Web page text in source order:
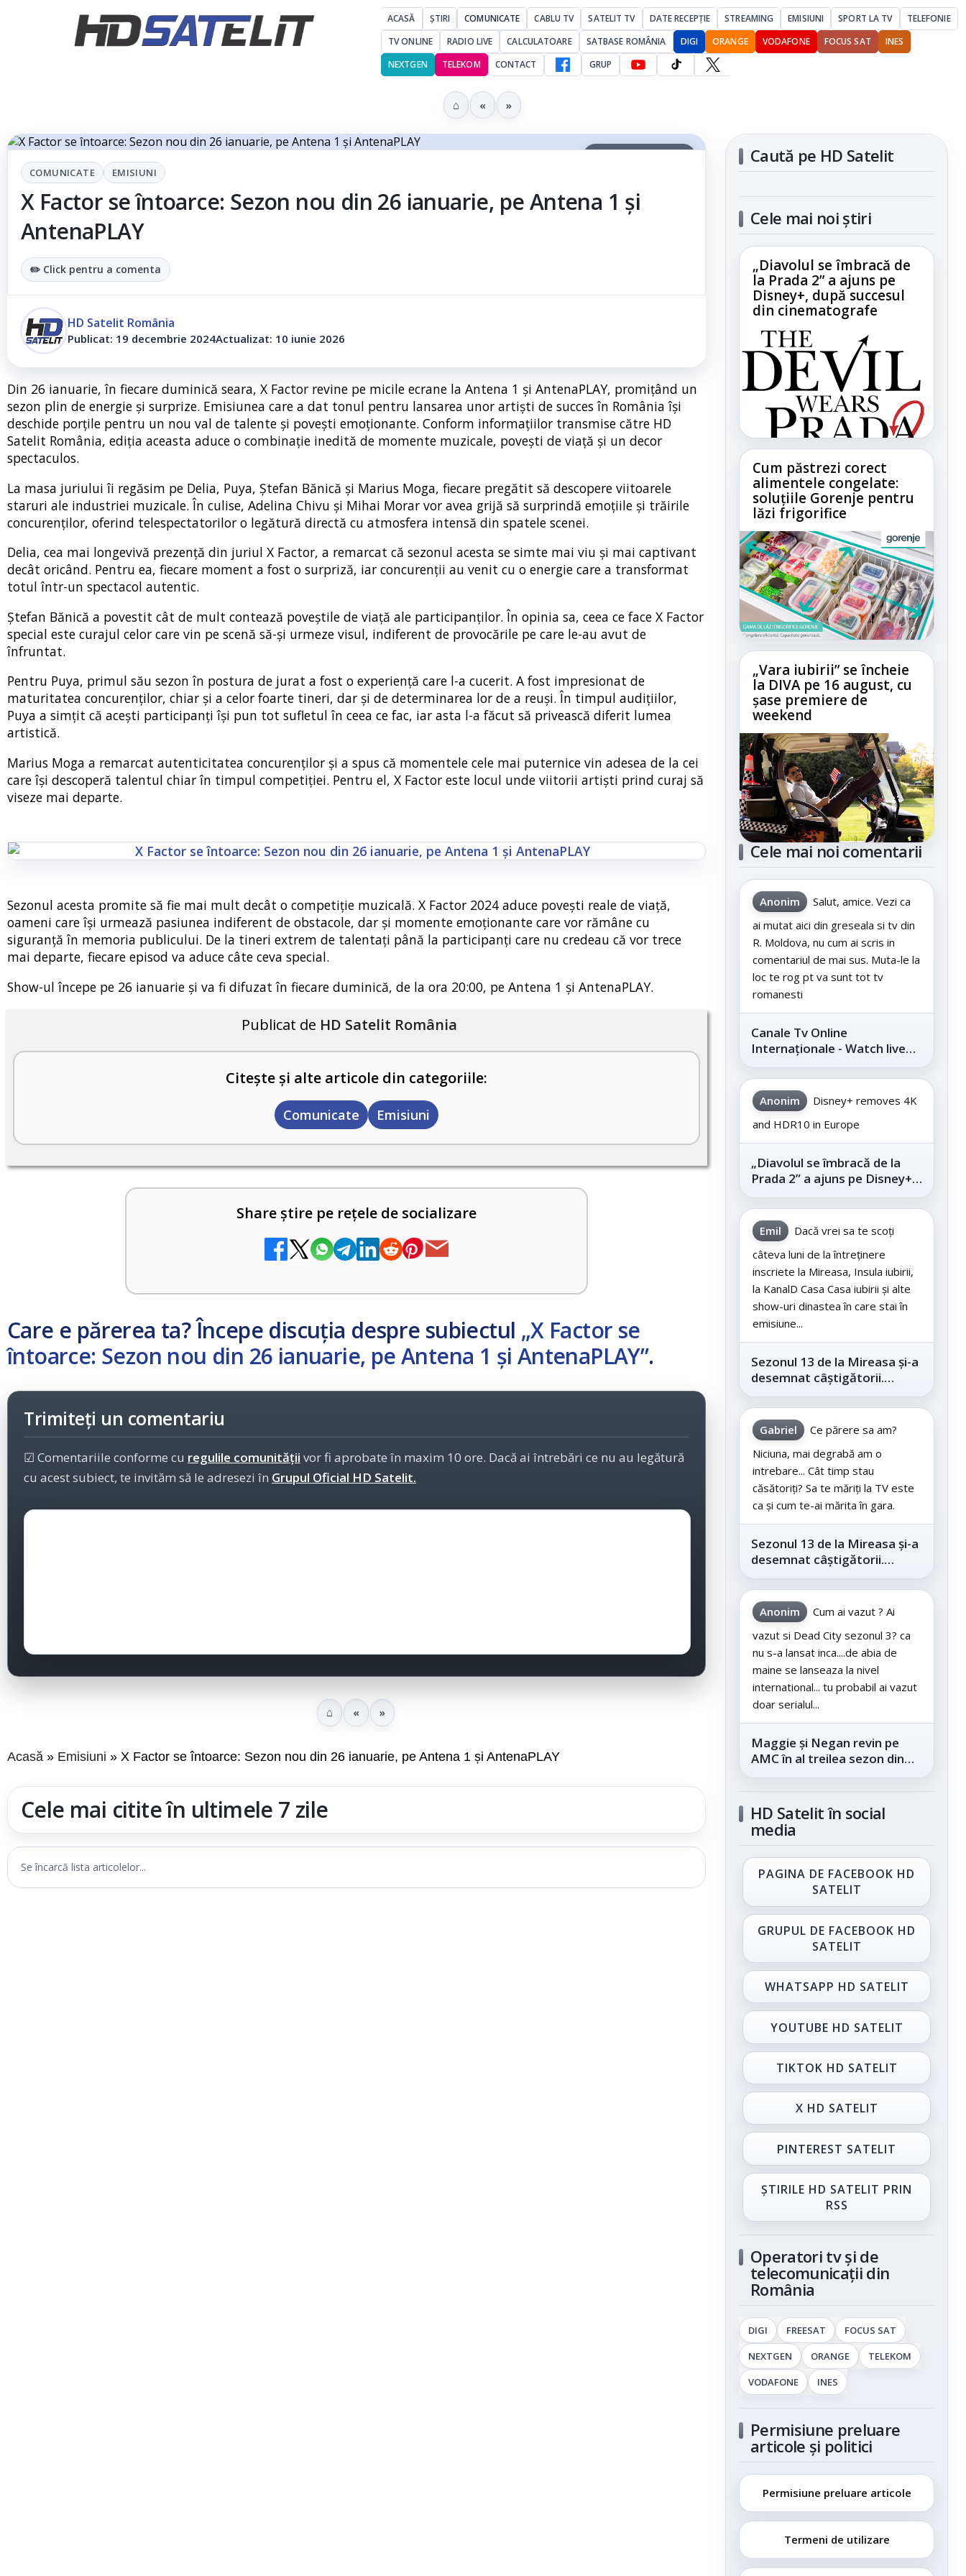
ACASĂ ȘTIRI COMUNICATE CABLU TV SATELIT TV DATE RECEPȚIE STREAMING EMISIUNI SPORT LA TV
TELEFONIE
TV ONLINE
RADIO LIVE CALCULATOARE SATBASE ROMÂNIA DIGI ORANGE VODAFONE FOCUS SAT
INES
NEXTGEN
TELEKOM CONTACT GRUP
⌂ « »
COMUNICATE EMISIUNI
X Factor se întoarce: Sezon nou din 26 ianuarie, pe Antena 1 și
AntenaPLAY
✏️ Click pentru a comenta
HD Satelit România
Publicat: 19 decembrie 2024Actualizat: 10 iunie 2026
Din 26 ianuarie, în fiecare duminică seara, X Factor revine pe micile ecrane la Antena 1 și AntenaPLAY, promițând un
sezon plin de energie și surprize. Emisiunea care a dat tonul pentru lansarea unor artiști de succes în România își
deschide porțile pentru un nou val de talente și povești emoționante. Conform informațiilor transmise către HD
Satelit România, ediția aceasta aduce o combinație inedită de momente muzicale, povești de viață și un decor
spectaculos.
La masa juriului îi regăsim pe Delia, Puya, Ștefan Bănică și Marius Moga, fiecare pregătit să descopere viitoarele
staruri ale industriei muzicale. În culise, Adelina Chivu și Mihai Morar vor avea grijă să surprindă emoțiile și trăirile
concurenților, oferind telespectatorilor o legătură directă cu atmosfera intensă din spatele scenei.
Delia, cea mai longevivă prezență din juriul X Factor, a remarcat că sezonul acesta se simte mai viu și mai captivant
decât oricând. Pentru ea, fiecare moment a fost o surpriză, iar concurenții au venit cu o energie care a transformat
totul într-un spectacol autentic.
Ștefan Bănică a povestit cât de mult contează poveștile de viață ale participanților. În opinia sa, ceea ce face X Factor
special este curajul celor care vin pe scenă să-și urmeze visul, indiferent de provocările pe care le-au avut de
înfruntat.
Pentru Puya, primul său sezon în postura de jurat a fost o experiență care l-a cucerit. A fost impresionat de
maturitatea concurenților, chiar și a celor foarte tineri, dar și de determinarea lor de a reuși. În timpul audițiilor,
Puya a simțit că acești participanți își pun tot sufletul în ceea ce fac, iar asta l-a făcut să privească diferit lumea
artistică.
Marius Moga a remarcat autenticitatea concurenților și a spus că momentele cele mai puternice vin adesea de la cei
care își descoperă talentul chiar în timpul competiției. Pentru el, X Factor este locul unde viitorii artiști prind curaj să
viseze mai departe.
Sezonul acesta promite să fie mai mult decât o competiție muzicală. X Factor 2024 aduce povești reale de viață,
oameni care își urmează pasiunea indiferent de obstacole, dar și momente emoționante care vor rămâne cu
siguranță în memoria publicului. De la tineri extrem de talentați până la participanți care nu credeau că vor trece
mai departe, fiecare episod va aduce câte ceva special.
Show-ul începe pe 26 ianuarie și va fi difuzat în fiecare duminică, de la ora 20:00, pe Antena 1 și AntenaPLAY.
Publicat de HD Satelit România
Citește și alte articole din categoriile:
Comunicate Emisiuni
Share știre pe rețele de socializare
Care e părerea ta? Începe discuția despre subiectul „X Factor se
întoarce: Sezon nou din 26 ianuarie, pe Antena 1 și AntenaPLAY”.
Trimiteți un comentariu
☑ Comentariile conforme cu regulile comunității vor fi aprobate în maxim 10 ore. Dacă ai întrebări ce nu au legătură
cu acest subiect, te invităm să le adresezi în Grupul Oficial HD Satelit.
⌂ « »
Acasă Emisiuni X Factor se întoarce: Sezon nou din 26 ianuarie, pe Antena 1 și AntenaPLAY
Cele mai citite în ultimele 7 zile
Se încarcă lista articolelor...
Caută pe HD Satelit
Cele mai noi știri
„Diavolul se îmbracă de
la Prada 2” a ajuns pe
Disney+, după succesul
din cinematografe
Cum păstrezi corect
alimentele congelate:
soluțiile Gorenje pentru
lăzi frigorifice
„Vara iubirii” se încheie
la DIVA pe 16 august, cu
șase premiere de
weekend
Cele mai noi comentarii
Anonim
Salut, amice. Vezi ca
ai mutat aici din greseala si tv din
R. Moldova, nu cum ai scris in
comentariul de mai sus. Muta-le la
loc te rog pt va sunt tot tv
romanesti
Canale Tv Online
Internaționale - Watch live
channels legally
Anonim
Disney+ removes 4K
and HDR10 in Europe
„Diavolul se îmbracă de la
Prada 2” a ajuns pe Disney+,
după succesul din
cinematografe
Emil
Dacă vrei sa te scoți
câteva luni de la întreținere
inscriete la Mireasa, Insula iubirii,
la KanalD Casa Casa iubirii și alte
show-uri dinastea în care stai în
emisiune...
Sezonul 13 de la Mireasa și-a
desemnat câștigătorii.
Telespectatorii au decis care
este...
Gabriel
Ce părere sa am?
Niciuna, mai degrabă am o
intrebare... Cât timp stau
căsătoriți? Sa te măriți la TV este
ca și cum te-ai mărita în gara.
Sezonul 13 de la Mireasa și-a
desemnat câștigătorii.
Telespectatorii au decis care
este...
Anonim
Cum ai vazut ? Ai
vazut si Dead City sezonul 3? ca
nu s-a lansat inca....de abia de
maine se lanseaza la nivel
international... tu probabil ai vazut
doar serialul...
Maggie și Negan revin pe
AMC în al treilea sezon din
„The Walking Dead: Dead
HD Satelit în social
media
PAGINA DE FACEBOOK HD
SATELIT
GRUPUL DE FACEBOOK HD
SATELIT
WHATSAPP HD SATELIT
YOUTUBE HD SATELIT
TIKTOK HD SATELIT
X HD SATELIT
PINTEREST SATELIT
ȘTIRILE HD SATELIT PRIN
RSS
Operatori tv și de
telecomunicații din
România
DIGI FREESAT
FOCUS SAT
NEXTGEN
ORANGE
TELEKOM
VODAFONE
INES
Permisiune preluare
articole și politici
Permisiune preluare articole
Termeni de utilizare